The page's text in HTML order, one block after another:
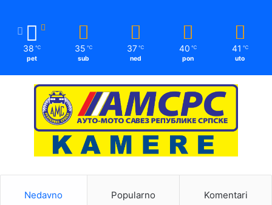
38 ℃
pet
35 ℃
sub
37 ℃
ned
40 ℃
pon
41 ℃
uto
Nedavno Popularno Komentari